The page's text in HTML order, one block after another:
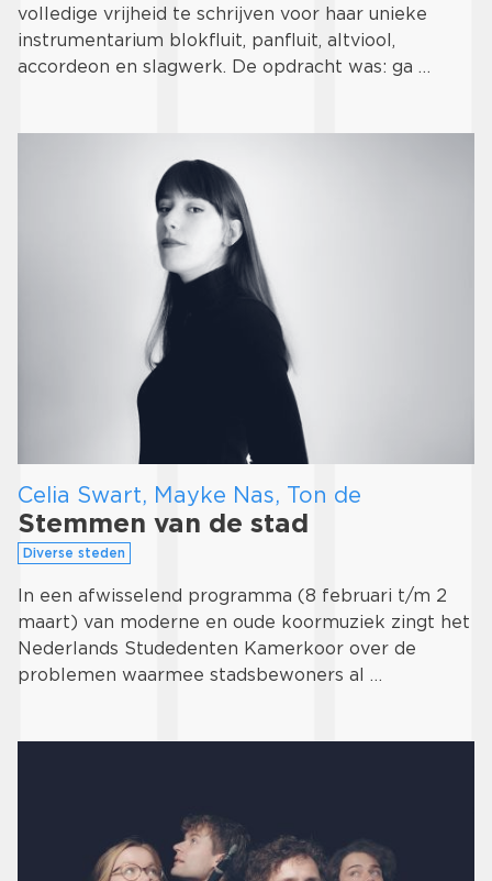
volledige vrijheid te schrijven voor haar unieke
instrumentarium blokfluit, panfluit, altviool,
accordeon en slagwerk. De opdracht was: ga …
Celia Swart, Mayke Nas, Ton de
Stemmen van de stad
Diverse steden
In een afwisselend programma (8 februari t/m 2
maart) van moderne en oude koormuziek zingt het
Nederlands Studedenten Kamerkoor over de
problemen waarmee stadsbewoners al …